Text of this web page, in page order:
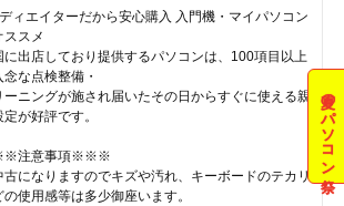
ィエイターだから安心購入 入門機・マイパソコン
ススメ
に出店しており提供するパソコンは、100項目以上
念な点検整備・
ーニングが施され届いたその日からすぐに使える親
定が好評です。
注意事項※※※
古になりますのでキズや汚れ、キーボードのテカリ
の使用感等は多少御座います。
夏のパソコン祭